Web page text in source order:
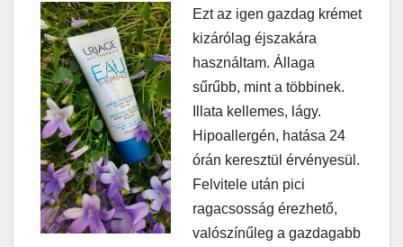
Ezt az igen gazdag krémet
kizárólag éjszakára
használtam. Állaga
sűrűbb, mint a többinek.
Illata kellemes, lágy.
Hipoallergén, hatása 24
órán keresztül érvényesül.
Felvitele után pici
ragacsosság érezhető,
valószínűleg a gazdagabb